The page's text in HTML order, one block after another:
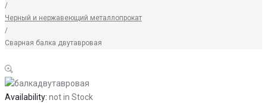
/
Черный и нержавеющий металлопрокат
/
Сварная балка двутавровая
Availability: not in Stock